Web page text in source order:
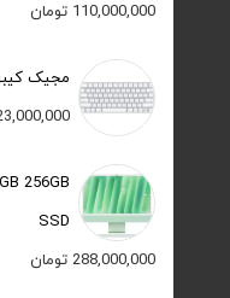
110,000,000 تومان
مجیک
256GB
SSD
288,000,000 تومان